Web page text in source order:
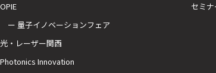
OPIE
ー 量子イノベーションフェア
光・レーザー関西
Photonics Innovation
セミ